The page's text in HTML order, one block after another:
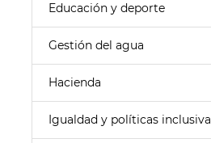
Educación y deporte
Gestión del agua
Hacienda
Igualdad y políticas